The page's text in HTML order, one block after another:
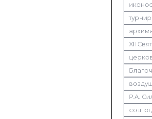
турнир
XII
Р.А.
соц.